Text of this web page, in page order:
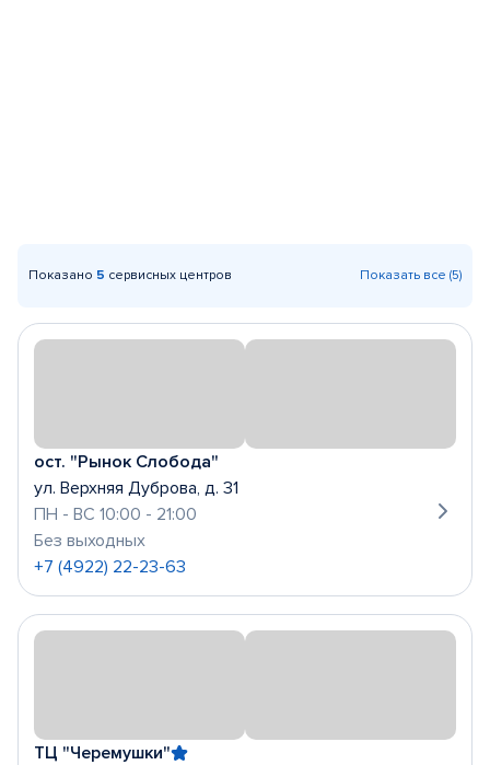
Показано 5 сервисных центров Показать все (5)
ост. "Рынок Слобода"
ул. Верхняя Дуброва, д. 31
ПН - ВС 10:00 - 21:00
Без выходных
+7 (4922) 22-23-63
ТЦ "Черемушки"